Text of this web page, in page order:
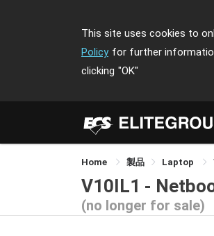
This site uses cookies to
Policy for further
clicking "OK"
Home 製品 Laptop
V10IL1 -
(no longer for sale)